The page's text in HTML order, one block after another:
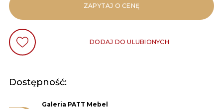
ZAPYTAJ O CENĘ
DODAJ DO ULUBIONYCH
Dostępność:
Galeria PATT Mebel